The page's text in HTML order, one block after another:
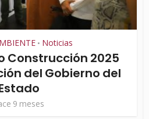
• Noticias
Construcción 2025
del Gobierno del
9 meses